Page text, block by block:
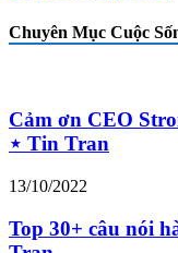
Chuyên Mục Cuộc
Cảm ơn CEO
⋆ Tin Tran
13/10/2022
Top 30+ câu nói